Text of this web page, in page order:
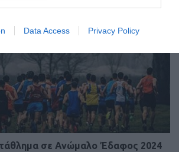
Data Access Privacy Policy
σε Ανώμαλο Έδαφος 2024